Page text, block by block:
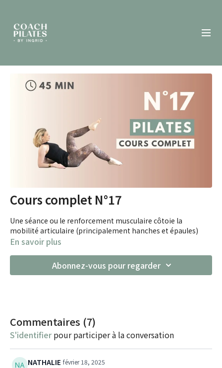
Cours complet N°17
Une séance ou le renforcement musculaire côtoie la
mobilité articulaire (principalement hanches et épaules)
En savoir plus
Abonnez-vous pour regarder
Commentaires (7)
S'identifier pour participer à la conversation
NATHALIE février 18, 2025